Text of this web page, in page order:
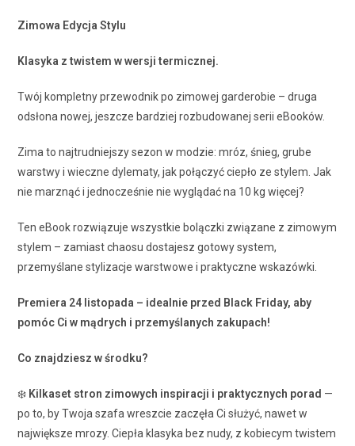
Zimowa Edycja Stylu
Klasyka z twistem w wersji termicznej.
Twój kompletny przewodnik po zimowej garderobie – druga
odsłona nowej, jeszcze bardziej rozbudowanej serii eBooków.
Zima to najtrudniejszy sezon w modzie: mróz, śnieg, grube
warstwy i wieczne dylematy, jak połączyć ciepło ze stylem. Jak
nie marznąć i jednocześnie nie wyglądać na 10 kg więcej?
Ten eBook rozwiązuje wszystkie bolączki związane z zimowym
stylem – zamiast chaosu dostajesz gotowy system,
przemyślane stylizacje warstwowe i praktyczne wskazówki.
Premiera 24 listopada – idealnie przed Black Friday, aby
pomóc Ci w mądrych i przemyślanych zakupach!
Co znajdziesz w środku?
❄️ Kilkaset stron zimowych inspiracji i praktycznych porad —
po to, by Twoja szafa wreszcie zaczęła Ci służyć, nawet w
największe mrozy. Ciepła klasyka bez nudy, z kobiecym twistem